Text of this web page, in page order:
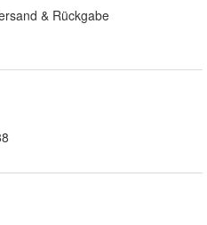
& Rückgabe